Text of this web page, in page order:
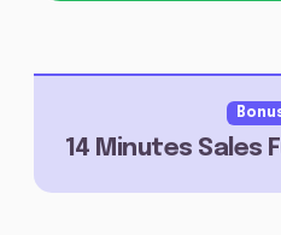
14 Minutes Sales